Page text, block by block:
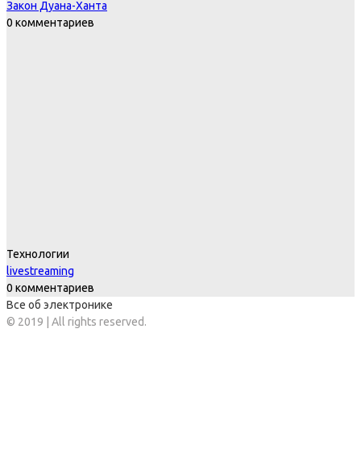
Закон Дуана-Ханта
0 комментариев
Технологии
livestreaming
0 комментариев
Все об электронике
© 2019 | All rights reserved.